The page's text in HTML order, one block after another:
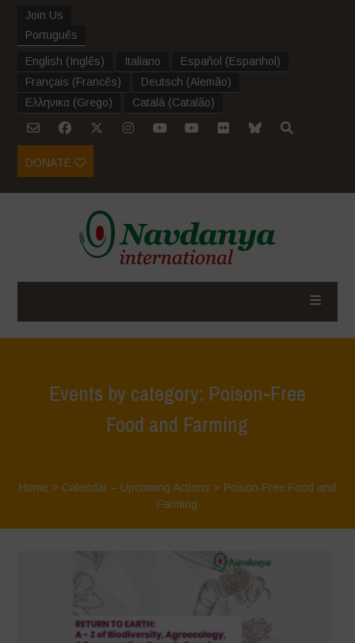
Join Us
Português
English (Inglês) Italiano Español (Espanhol )
Français (Francês) Deutsch (Alemão)
Ελληνικα (Grego) Català (Catalão)
DONATE
Events by category: Poison-Free
Food and Farming
Home > Calendar – Upcoming Actions > Poison-Free Food and
Farming